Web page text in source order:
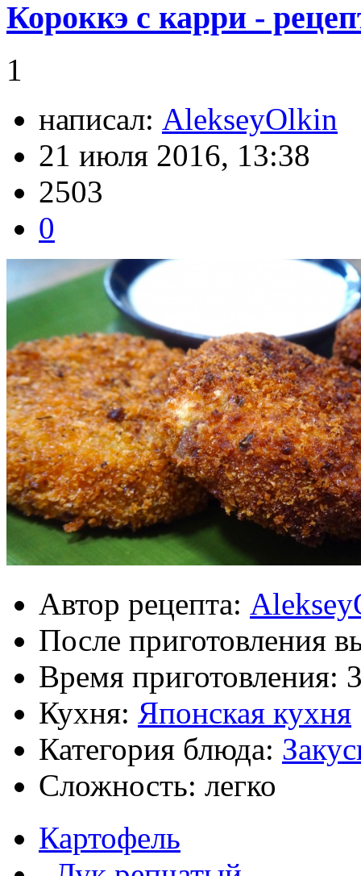
Короккэ с карри -
1
написал: AlekseyOlkin
21 июля 2016, 13:38
2503
0
Автор рецепта:
После приготовления
Время приготовления:
Кухня: Японская кухня
Категория блюда:
Сложность: легко
Картофель